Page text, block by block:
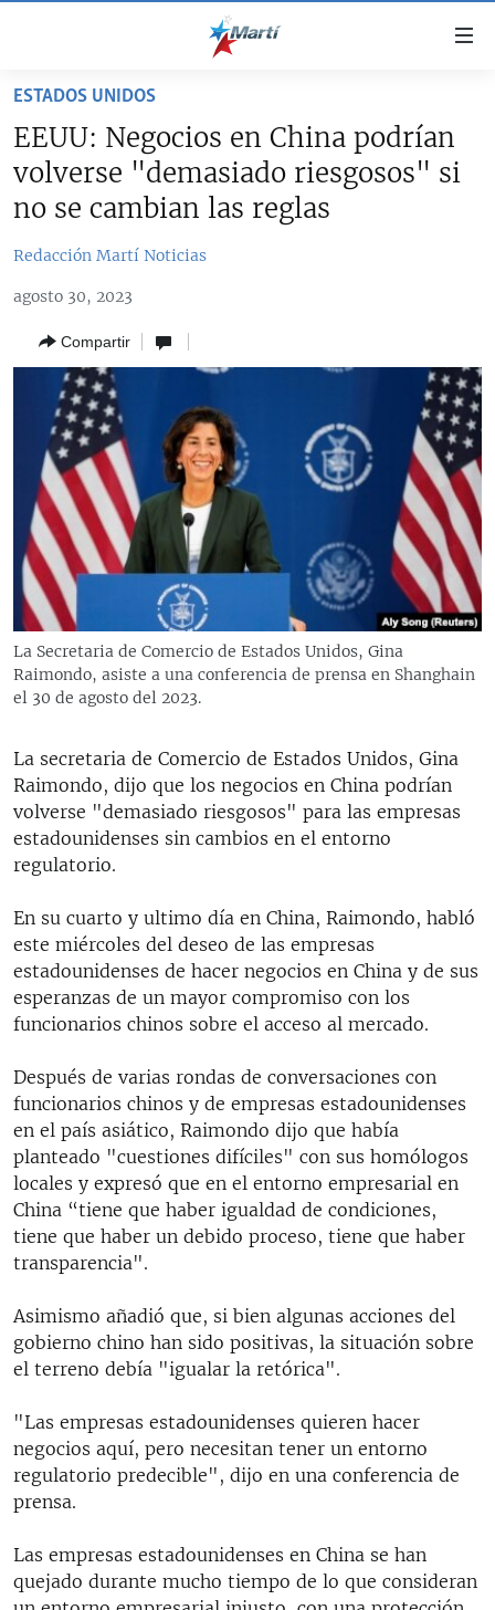
accesibilidad
contenido
principal
navegación
principal
búsqueda
CUBA
SOBRE CUBA
ESTADOS UNIDOS
DEPORTES
ARTE Y ENTRETENIMIENTO
OPINIÓN GRÁFICA
AUDIOVISUALES MARTÍ
RADIO MARTÍ
ESPECIALES
ESPECIALES
LA REALIDAD DE LA VIVIENDA EN CUBA
SER VIEJO EN CUBA
LOS SANTOS DE HIALEAH
DESINFORMACIÓN RUSA EN AMÉRICA LATINA
LA INVASIÓN DE RUSIA A UCRANIA
MULTIMEDIA
EDITORIALES
SÍGUENOS
ESTADOS UNIDOS
EEUU: Negocios en China podrían
volverse "demasiado riesgosos" si
no se cambian las reglas
Redacción Martí Noticias
agosto 30, 2023
Compartir
La Secretaria de Comercio de Estados Unidos, Gina
Raimondo, asiste a una conferencia de prensa en Shanghain
el 30 de agosto del 2023.
La secretaria de Comercio de Estados Unidos, Gina
Raimondo, dijo que los negocios en China podrían
volverse "demasiado riesgosos" para las empresas
estadounidenses sin cambios en el entorno
regulatorio.
En su cuarto y ultimo día en China, Raimondo, habló
este miércoles del deseo de las empresas
estadounidenses de hacer negocios en China y de sus
esperanzas de un mayor compromiso con los
funcionarios chinos sobre el acceso al mercado.
Después de varias rondas de conversaciones con
funcionarios chinos y de empresas estadounidenses
en el país asiático, Raimondo dijo que había
planteado "cuestiones difíciles" con sus homólogos
locales y expresó que en el entorno empresarial en
China “tiene que haber igualdad de condiciones,
tiene que haber un debido proceso, tiene que haber
transparencia".
Asimismo añadió que, si bien algunas acciones del
gobierno chino han sido positivas, la situación sobre
el terreno debía "igualar la retórica".
"Las empresas estadounidenses quieren hacer
negocios aquí, pero necesitan tener un entorno
regulatorio predecible", dijo en una conferencia de
prensa.
Las empresas estadounidenses en China se han
quejado durante mucho tiempo de lo que consideran